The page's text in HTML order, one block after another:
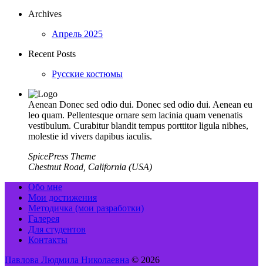
Archives
Апрель 2025
Recent Posts
Русские костюмы
Aenean Donec sed odio dui. Donec sed odio dui. Aenean eu
leo quam. Pellentesque ornare sem lacinia quam venenatis
vestibulum. Curabitur blandit tempus porttitor ligula nibhes,
molestie id vivers dapibus iaculis.
SpicePress Theme
Chestnut Road, California (USA)
Обо мне
Мои достижения
Методичка (мои разработки)
Галерея
Для студентов
Контакты
Павлова Людмила Николаевна © 2026